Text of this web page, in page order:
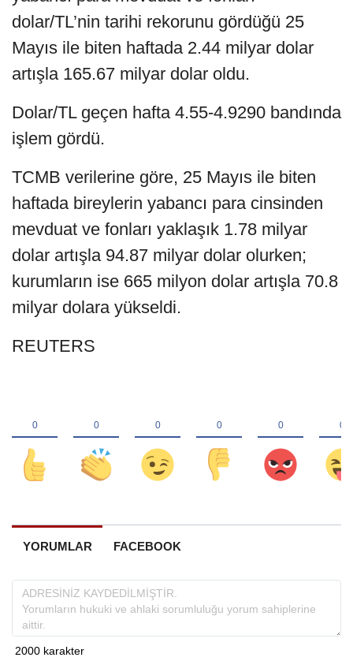
dolar/TL’nin tarihi rekorunu gördüğü 25
Mayıs ile biten haftada 2.44 milyar dolar
artışla 165.67 milyar dolar oldu.
Dolar/TL geçen hafta 4.55-4.9290 bandında
işlem gördü.
TCMB verilerine göre, 25 Mayıs ile biten
haftada bireylerin yabancı para cinsinden
mevduat ve fonları yaklaşık 1.78 milyar
dolar artışla 94.87 milyar dolar olurken;
kurumların ise 665 milyon dolar artışla 70.8
milyar dolara yükseldi.
REUTERS
YORUMLAR FACEBOOK